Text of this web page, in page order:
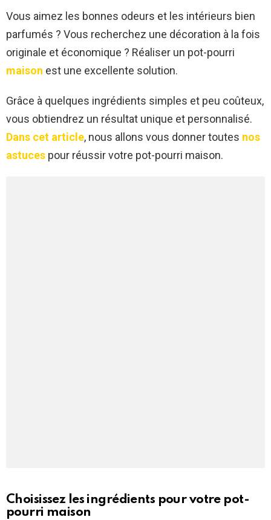
Vous aimez les bonnes odeurs et les intérieurs bien
parfumés ? Vous recherchez une décoration à la fois
originale et économique ? Réaliser un pot-pourri
maison est une excellente solution.
Grâce à quelques ingrédients simples et peu coûteux,
vous obtiendrez un résultat unique et personnalisé.
Dans cet article, nous allons vous donner toutes nos
astuces pour réussir votre pot-pourri maison.
Choisissez les ingrédients pour votre pot-
pourri maison